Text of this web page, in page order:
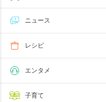
ニュース
レシピ
エンタメ
子育て